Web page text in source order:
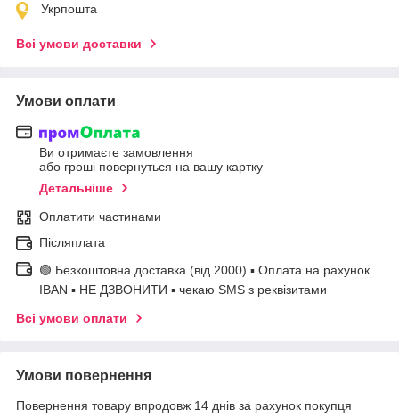
Укрпошта
Всі умови доставки
Умови оплати
Ви отримаєте замовлення
або гроші повернуться на вашу картку
Детальніше
Оплатити частинами
Післяплата
🟢 Безкоштовна доставка (від 2000) ▪ Оплата на рахунок
IBAN ▪ НЕ ДЗВОНИТИ ▪ чекаю SMS з реквізитами
Всі умови оплати
Умови повернення
Повернення товару впродовж 14 днів за рахунок покупця